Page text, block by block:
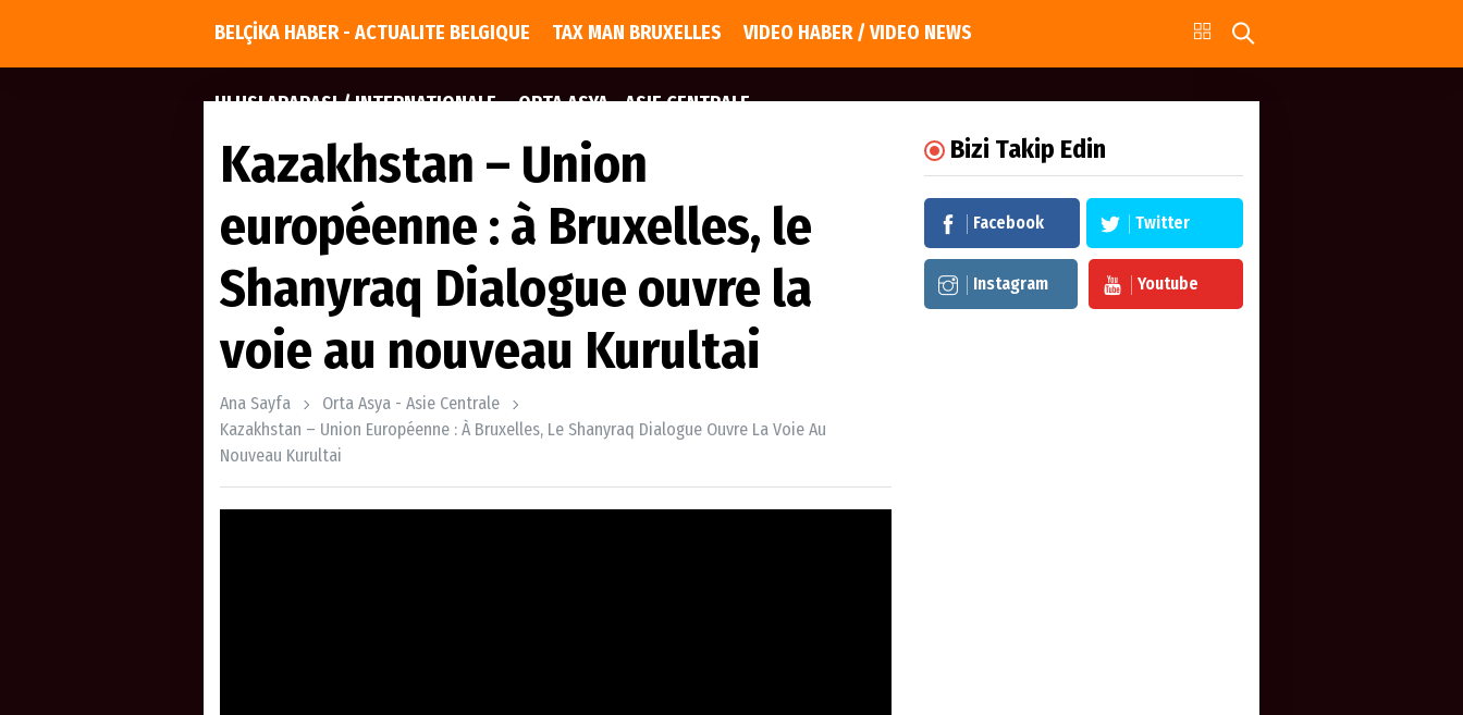
BELÇİKA HABER - ACTUALITE BELGIQUE TAX MAN BRUXELLES VIDEO HABER / VIDEO NEWS
ULUSLARARASI / INTERNATIONALE ORTA ASYA - ASIE CENTRALE
Kazakhstan – Union
européenne : à Bruxelles, le
Shanyraq Dialogue ouvre la
voie au nouveau Kurultai
Ana Sayfa
Orta Asya - Asie Centrale
Kazakhstan – Union Européenne : À Bruxelles, Le Shanyraq Dialogue Ouvre La Voie Au
Nouveau Kurultai
Bizi Takip Edin
Facebook Twitter
Instagram Youtube